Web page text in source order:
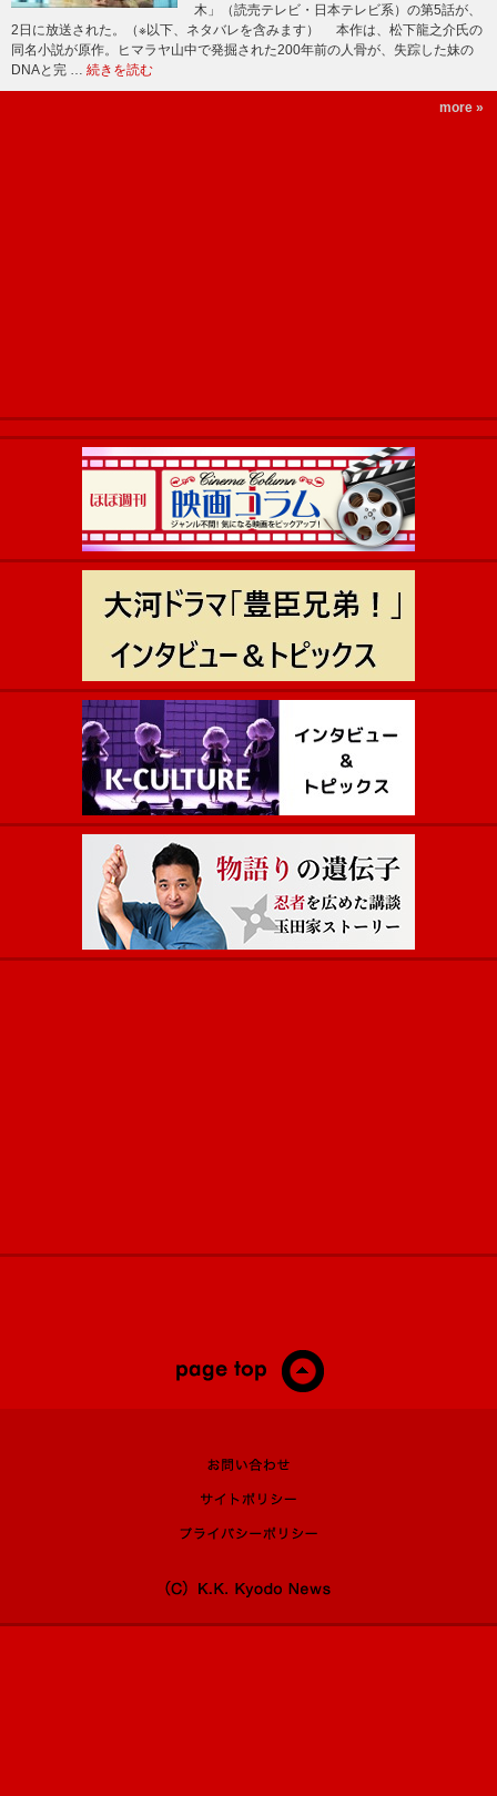
木」（読売テレビ・日本テレビ系）の第5話が、
2日に放送された。（※以下、ネタバレを含みます） 本作は、松下龍之介氏の
同名小説が原作。ヒマラヤ山中で発掘された200年前の人骨が、失踪した妹の
DNAと完 … 続きを読む
more »